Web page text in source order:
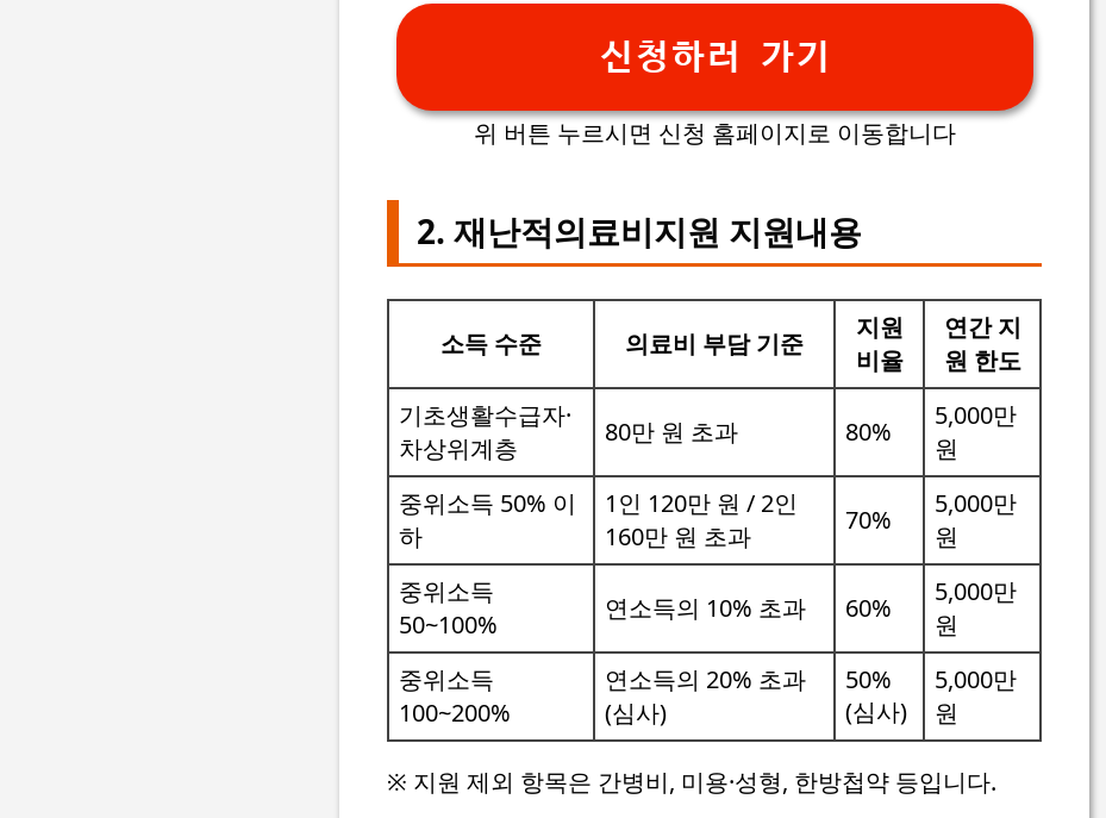
신청하러 가기
위 버튼 누르시면 신청 홈페이지로 이동합니다
2. 재난적의료비지원 지원내용
소득 수준 의료비 부담 기준
지원
비율
연간 지
원 한도
기초생활수급자·
차상위계층
80만 원 초과 80%
5,000만
원
중위소득 50% 이
하
1인 120만 원 / 2인
160만 원 초과
70%
5,000만
원
중위소득
50~100%
연소득의 10% 초과 60%
5,000만
원
중위소득
100~200%
연소득의 20% 초과
(심사)
50%
(심사)
5,000만
원
※ 지원 제외 항목은 간병비, 미용·성형, 한방첩약 등입니다.